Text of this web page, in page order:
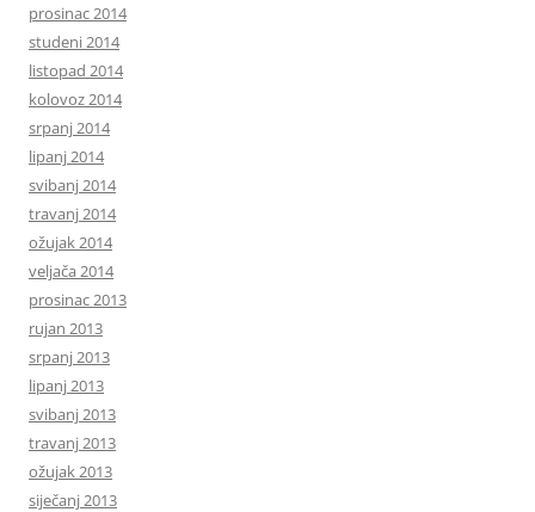
prosinac 2014
studeni 2014
listopad 2014
kolovoz 2014
srpanj 2014
lipanj 2014
svibanj 2014
travanj 2014
ožujak 2014
veljača 2014
prosinac 2013
rujan 2013
srpanj 2013
lipanj 2013
svibanj 2013
travanj 2013
ožujak 2013
siječanj 2013